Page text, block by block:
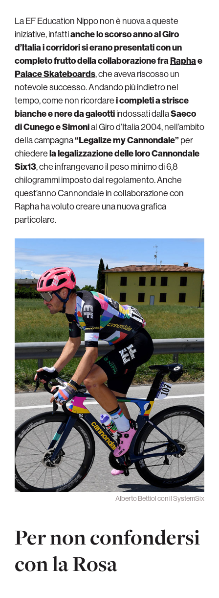
La EF Education Nippo non è nuova a queste
iniziative, infattianche lo scorso anno al Giro
d’Italia i corridori si erano presentati con un
completo frutto della collaborazione fraRaphae
Palace Skateboards, che aveva riscosso un
notevole successo. Andando più indietro nel
tempo, come non ricordarei completi a strisce
bianche e nere da galeottiindossati dallaSaeco
diCunegoe Simonial Giro d’Italia 2004, nell’ambito
della campagna“Legalize my Cannondale” per
chiederela legalizzazione delle loro Cannondale
Six13, che infrangevano il peso minimo di 6,8
chilogrammi imposto dal regolamento. Anche
quest’anno Cannondale in collaborazione con
Rapha ha voluto creare una nuova grafica
particolare.
Alberto Bettiol con il SystemSix
Per non confondersi
con la Rosa